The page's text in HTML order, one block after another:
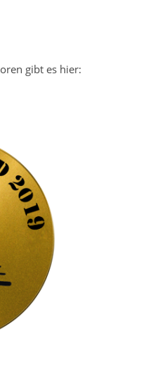
gibt es hier: